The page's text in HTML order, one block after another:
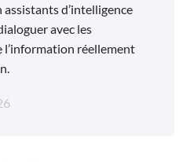
d’intelligence
avec les
réellement